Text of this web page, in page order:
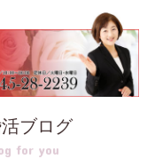
ブログ
for you